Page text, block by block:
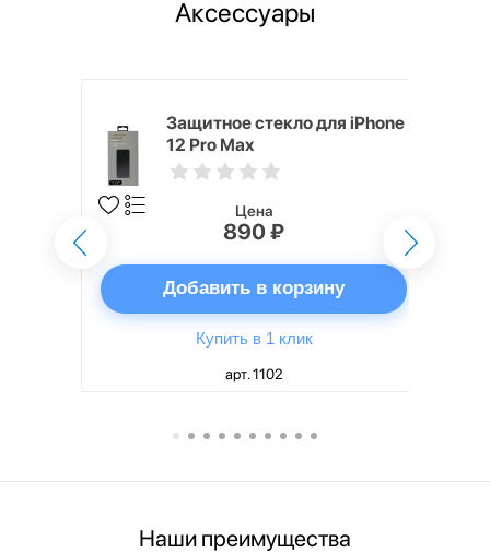
Аксессуары
Защитное стекло для iPhone
12 Pro Max
Цена
890 ₽
Добавить в корзину
Купить в 1 клик
арт. 1102
Наши преимущества